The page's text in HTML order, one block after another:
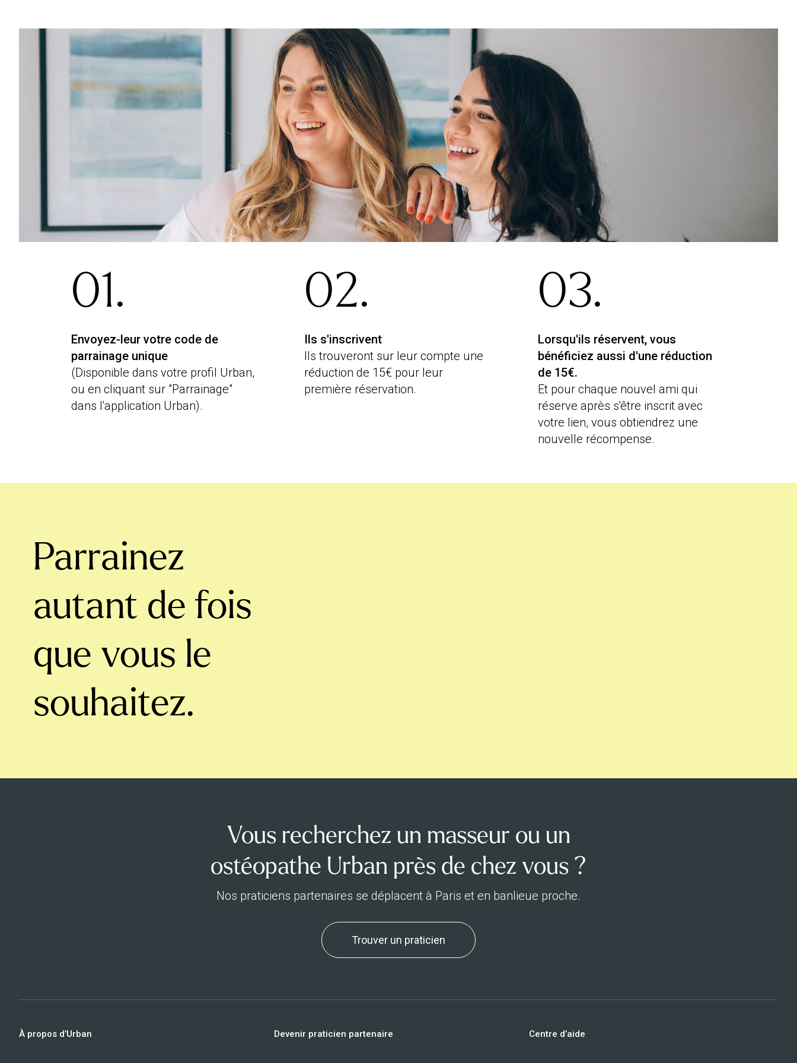
01.
Envoyez-leur votre code de
parrainage unique
(Disponible dans votre profil Urban,
ou en cliquant sur "Parrainage"
dans l'application Urban).
02.
Ils s'inscrivent
Ils trouveront sur leur compte une
réduction de 15€ pour leur
première réservation.
03.
Lorsqu'ils réservent, vous
bénéficiez aussi d'une réduction
de 15€.
Et pour chaque nouvel ami qui
réserve après s'être inscrit avec
votre lien, vous obtiendrez une
nouvelle récompense.
Parrainez
autant de fois
que vous le
souhaitez.
Vous recherchez un masseur ou un
ostéopathe Urban près de chez vous ?
Nos praticiens partenaires se déplacent à Paris et en banlieue proche.
Trouver un praticien
À propos d’Urban Devenir praticien partenaire Centre d’aide